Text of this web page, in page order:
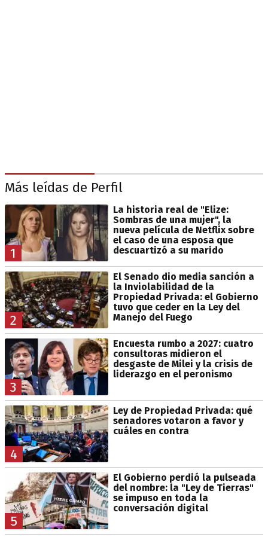
Más leídas de Perfil
1
La historia real de "Elize:
Sombras de una mujer", la
nueva película de Netflix sobre
el caso de una esposa que
descuartizó a su marido
2
El Senado dio media sanción a
la Inviolabilidad de la
Propiedad Privada: el Gobierno
tuvo que ceder en la Ley del
Manejo del Fuego
3
Encuesta rumbo a 2027: cuatro
consultoras midieron el
desgaste de Milei y la crisis de
liderazgo en el peronismo
4
Ley de Propiedad Privada: qué
senadores votaron a favor y
cuáles en contra
5
El Gobierno perdió la pulseada
del nombre: la "Ley de Tierras"
se impuso en toda la
conversación digital